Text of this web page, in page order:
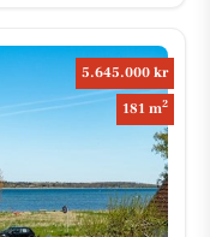
5.645.000 kr
181 m2